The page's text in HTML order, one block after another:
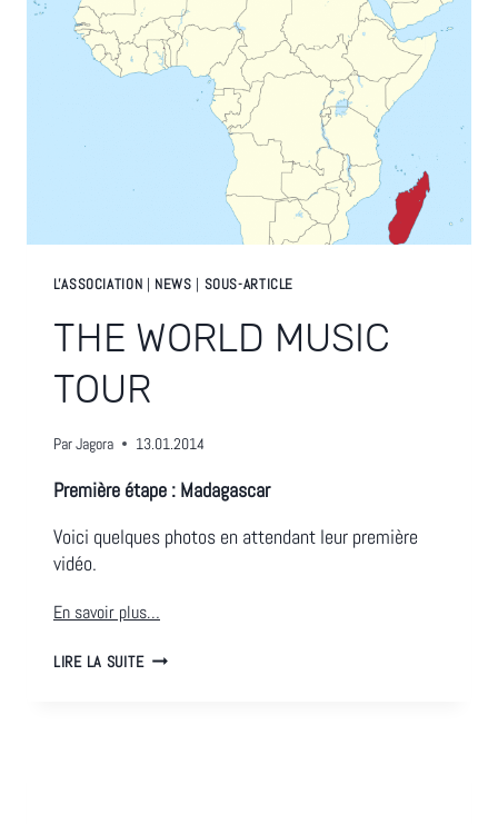
L'ASSOCIATION NEWS SOUS-ARTICLE
THE WORLD MUSIC
TOUR
ParJagora 13.01.2014
Première étape : Madagascar
Voici quelques photos en attendant leur première
vidéo.
En savoir plus…
LIRE LA SUITETHE